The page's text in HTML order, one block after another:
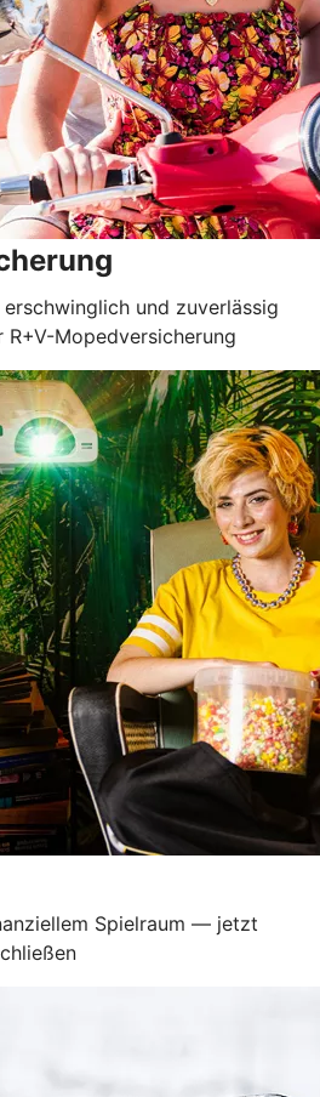
und zuverlässig
Mopedversicherung
Spielraum — jetzt